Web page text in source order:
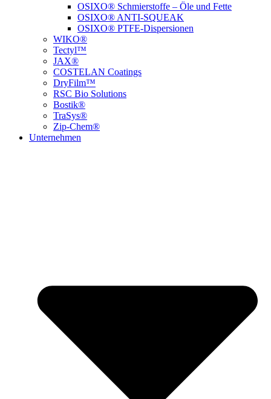
OSIXO® Schmierstoffe – Öle und Fette
OSIXO® ANTI-SQUEAK
OSIXO® PTFE-Dispersionen
WIKO®
Tectyl™
JAX®
COSTELAN Coatings
DryFilm™
RSC Bio Solutions
Bostik®
TraSys®
Zip-Chem®
Unternehmen